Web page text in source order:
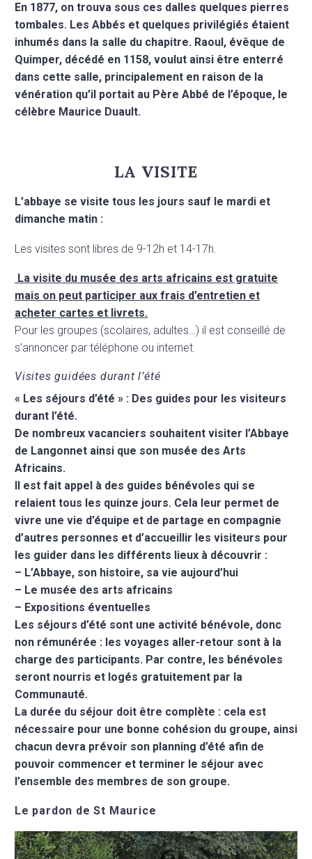
En 1877, on trouva sous ces dalles quelques pierres
tombales. Les Abbés et quelques privilégiés étaient
inhumés dans la salle du chapitre. Raoul, évêque de
Quimper, décédé en 1158, voulut ainsi être enterré
dans cette salle, principalement en raison de la
vénération qu’il portait au Père Abbé de l’époque, le
célèbre Maurice Duault.
LA VISITE
L’abbaye se visite tous les jours sauf le mardi et
dimanche matin :
Les visites sont libres de 9-12h et 14-17h.
La visite du musée des arts africains est gratuite
mais on peut participer aux frais d’entretien et
acheter cartes et livrets.
Pour les groupes (scolaires, adultes…) il est conseillé de
s’annoncer par téléphone ou internet.
Visites guidées durant l’été
« Les séjours d’été » : Des guides pour les visiteurs
durant l’été.
De nombreux vacanciers souhaitent visiter l’Abbaye
de Langonnet ainsi que son musée des Arts
Africains.
Il est fait appel à des guides bénévoles qui se
relaient tous les quinze jours. Cela leur permet de
vivre une vie d’équipe et de partage en compagnie
d’autres personnes et d’accueillir les visiteurs pour
les guider dans les différents lieux à découvrir :
– L’Abbaye, son histoire, sa vie aujourd’hui
– Le musée des arts africains
– Expositions éventuelles
Les séjours d’été sont une activité bénévole, donc
non rémunérée : les voyages aller-retour sont à la
charge des participants. Par contre, les bénévoles
seront nourris et logés gratuitement par la
Communauté.
La durée du séjour doit être complète : cela est
nécessaire pour une bonne cohésion du groupe, ainsi
chacun devra prévoir son planning d’été afin de
pouvoir commencer et terminer le séjour avec
l’ensemble des membres de son groupe.
Le pardon de St Maurice